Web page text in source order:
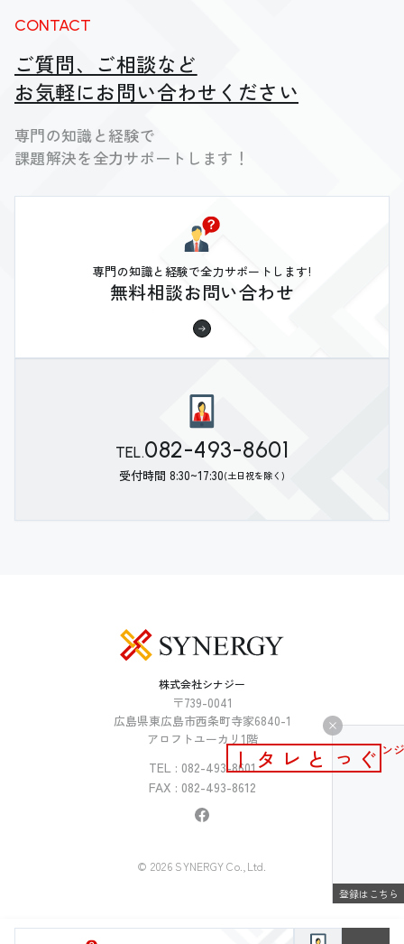
CONTACT
ご質問、ご相談など
お気軽にお問い合わせください
専門の知識と経験で
課題解決を全力サポートします！
TEL.082-493-8601
受付時間 8:30~17:30(土日祝を除く)
専門の知識と経験で全力サポートします!
無料相談お問い合わせ
株式会社シナジー
〒739-0041
広島県東広島市西条町寺家6840-1
アロフトユーカリ1階
TEL : 082-493-8601
FAX : 082-493-8612
© 2026 SYNERGY Co.,Ltd.
メールマガジン
ぐっとレター
登録はこちら